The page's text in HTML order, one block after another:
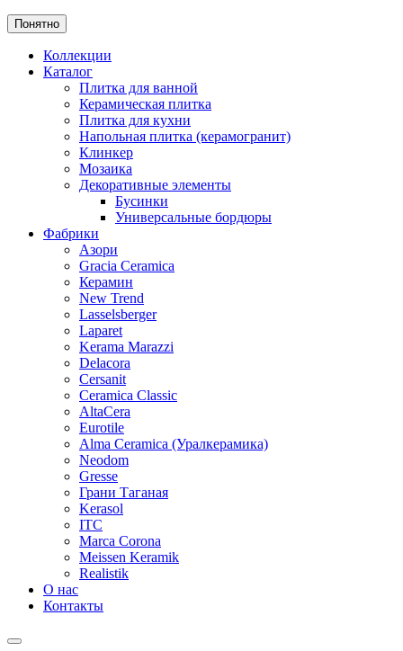
Понятно
Коллекции
Каталог
Плитка для ванной
Керамическая плитка
Плитка для кухни
Напольная плитка (керамогранит)
Клинкер
Мозаика
Декоративные элементы
Бусинки
Универсальные бордюры
Фабрики
Азори
Gracia Ceramica
Керамин
New Trend
Lasselsberger
Laparet
Kerama Marazzi
Delacora
Cersanit
Ceramica Classic
AltaCera
Eurotile
Alma Ceramica (Уралкерамика)
Neodom
Gresse
Грани Таганая
Kerasol
ITC
Marca Corona
Meissen Keramik
Realistik
О нас
Контакты